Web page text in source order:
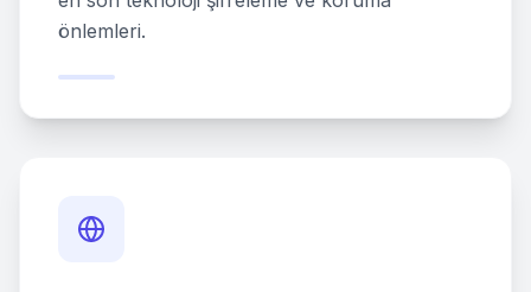
önlemleri.